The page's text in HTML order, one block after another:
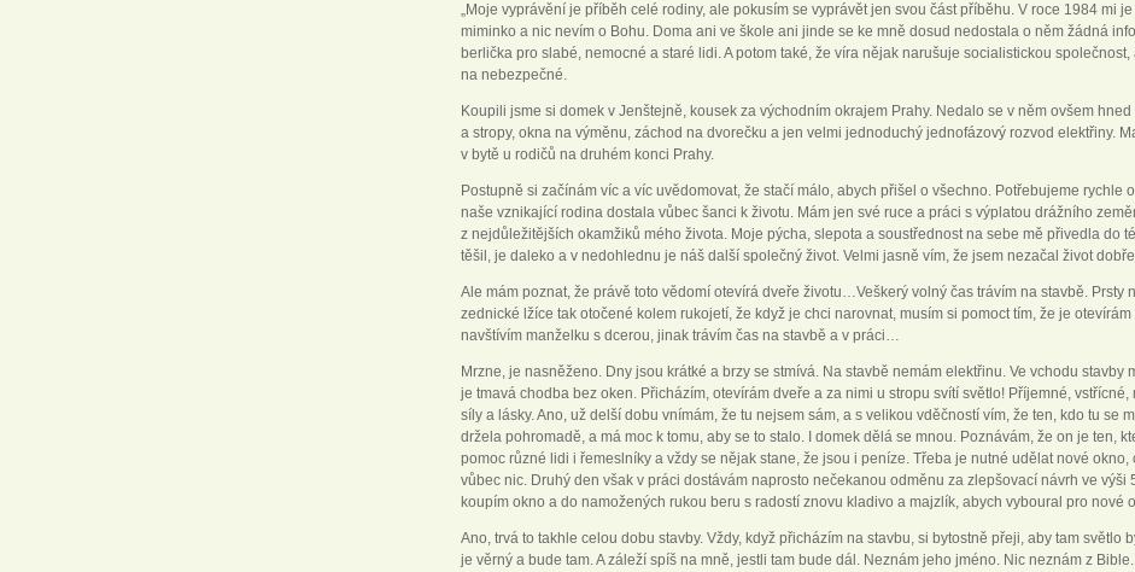
„Moje vyprávění je příběh celé rodiny, ale pokusím se vyprávět jen svou část příběhu. V roce 1984 mi
miminko a nic nevím o Bohu. Doma ani ve škole ani jinde se ke mně dosud nedostala o něm žádná
berlička pro slabé, nemocné a staré lidi. A potom také, že víra nějak narušuje socialistickou
na nebezpečné.
Koupili jsme si domek v Jenštejně, kousek za východním okrajem Prahy. Nedalo se v něm ovšem
a stropy, okna na výměnu, záchod na dvorečku a jen velmi jednoduchý jednofázový rozvod elektřiny.
v bytě u rodičů na druhém konci Prahy.
Postupně si začínám víc a víc uvědomovat, že stačí málo, abych přišel o všechno. Potřebujeme rychle
naše vznikající rodina dostala vůbec šanci k životu. Mám jen své ruce a práci s výplatou drážního
z nejdůležitějších okamžiků mého života. Moje pýcha, slepota a soustřednost na sebe mě přivedla do
těšil, je daleko a v nedohlednu je náš další společný život. Velmi jasně vím, že jsem nezačal život
Ale mám poznat, že právě toto vědomí otevírá dveře životu…Veškerý volný čas trávím na stavbě. Prsty
zednické lžíce tak otočené kolem rukojetí, že když je chci narovnat, musím si pomoct tím, že je
navštívím manželku s dcerou, jinak trávím čas na stavbě a v práci…
Mrzne, je nasněženo. Dny jsou krátké a brzy se stmívá. Na stavbě nemám elektřinu. Ve vchodu stavby
je tmavá chodba bez oken. Přicházím, otevírám dveře a za nimi u stropu svítí světlo! Příjemné,
síly a lásky. Ano, už delší dobu vnímám, že tu nejsem sám, a s velikou vděčností vím, že ten, kdo tu se
držela pohromadě, a má moc k tomu, aby se to stalo. I domek dělá se mnou. Poznávám, že on je ten,
pomoc různé lidi i řemeslníky a vždy se nějak stane, že jsou i peníze. Třeba je nutné udělat nové
vůbec nic. Druhý den však v práci dostávám naprosto nečekanou odměnu za zlepšovací návrh ve výši
koupím okno a do namožených rukou beru s radostí znovu kladivo a majzlík, abych vyboural pro nové
Ano, trvá to takhle celou dobu stavby. Vždy, když přicházím na stavbu, si bytostně přeji, aby tam světlo
je věrný a bude tam. A záleží spíš na mně, jestli tam bude dál. Neznám jeho jméno. Nic neznám z